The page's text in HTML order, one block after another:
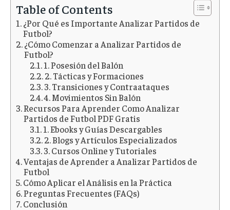
Table of Contents
¿Por Qué es Importante Analizar Partidos de
Futbol?
¿Cómo Comenzar a Analizar Partidos de
Futbol?
1. Posesión del Balón
2. Tácticas y Formaciones
3. Transiciones y Contraataques
4. Movimientos Sin Balón
Recursos Para Aprender Como Analizar
Partidos de Futbol PDF Gratis
1. Ebooks y Guías Descargables
2. Blogs y Artículos Especializados
3. Cursos Online y Tutoriales
Ventajas de Aprender a Analizar Partidos de
Futbol
Cómo Aplicar el Análisis en la Práctica
Preguntas Frecuentes (FAQs)
Conclusión